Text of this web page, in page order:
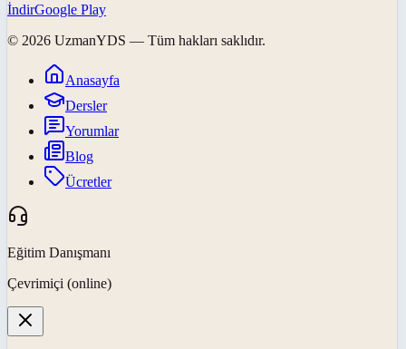
İndirGoogle Play
© 2026 UzmanYDS — Tüm hakları saklıdır.
Anasayfa
Dersler
Yorumlar
Blog
Ücretler
Eğitim Danışmanı
Çevrimiçi (online)